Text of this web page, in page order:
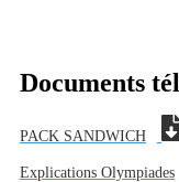
Documents
PACK SANDWICH
Explications Olympiades